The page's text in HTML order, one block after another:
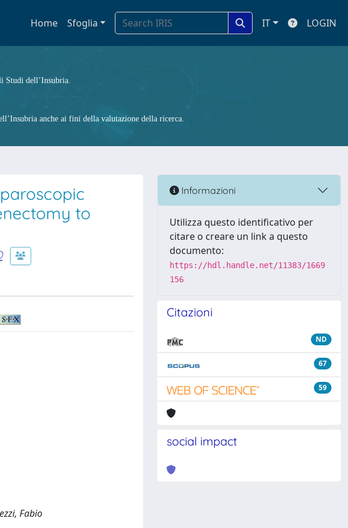
Home Sfoglia IT LOGIN
Studi dell’Insubria.
anche ai fini della valutazione della ricerca.
to
Fabio
Informazioni
Utilizza questo identificativo per
citare o creare un link a questo
documento:
https://hdl.handle.net/11383/1669
156
Citazioni
ND
67
59
social impact